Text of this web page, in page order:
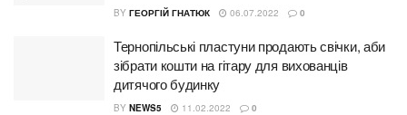
BY ГЕОРГІЙ ГНАТЮК 06.07.2022 0
Тернопільські пластуни продають свічки, аби
зібрати кошти на гітару для вихованців
дитячого будинку
BY NEWS5 11.02.2022 0